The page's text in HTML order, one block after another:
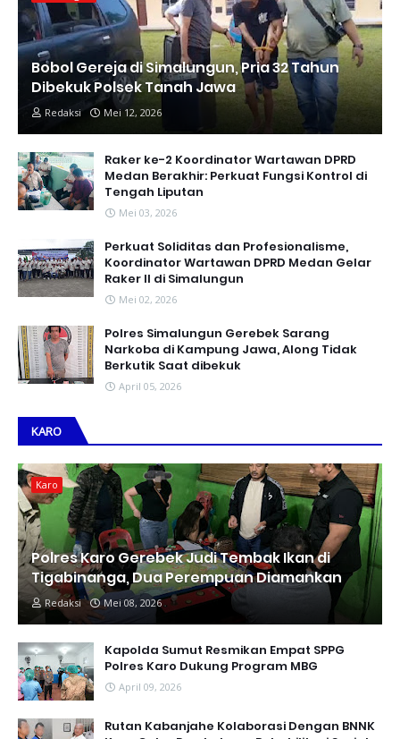
Bobol Gereja di Simalungun, Pria 32 Tahun
Dibekuk Polsek Tanah Jawa
Redaksi Mei 12, 2026
Raker ke-2 Koordinator Wartawan DPRD
Medan Berakhir: Perkuat Fungsi Kontrol di
Tengah Liputan
Mei 03, 2026
Perkuat Soliditas dan Profesionalisme,
Koordinator Wartawan DPRD Medan Gelar
Raker II di Simalungun
Mei 02, 2026
Polres Simalungun Gerebek Sarang
Narkoba di Kampung Jawa, Along Tidak
Berkutik Saat dibekuk
April 05, 2026
KARO
Karo
Polres Karo Gerebek Judi Tembak Ikan di
Tigabinanga, Dua Perempuan Diamankan
Redaksi Mei 08, 2026
Kapolda Sumut Resmikan Empat SPPG
Polres Karo Dukung Program MBG
April 09, 2026
Rutan Kabanjahe Kolaborasi Dengan BNNK